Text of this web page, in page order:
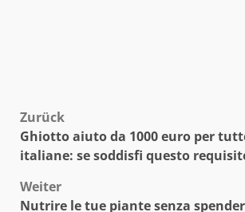
Beitragsnavigation
Zurück
Ghiotto aiuto da 1000 euro per
italiane: se soddisfi questo
Weiter
Nutrire le tue piante senza